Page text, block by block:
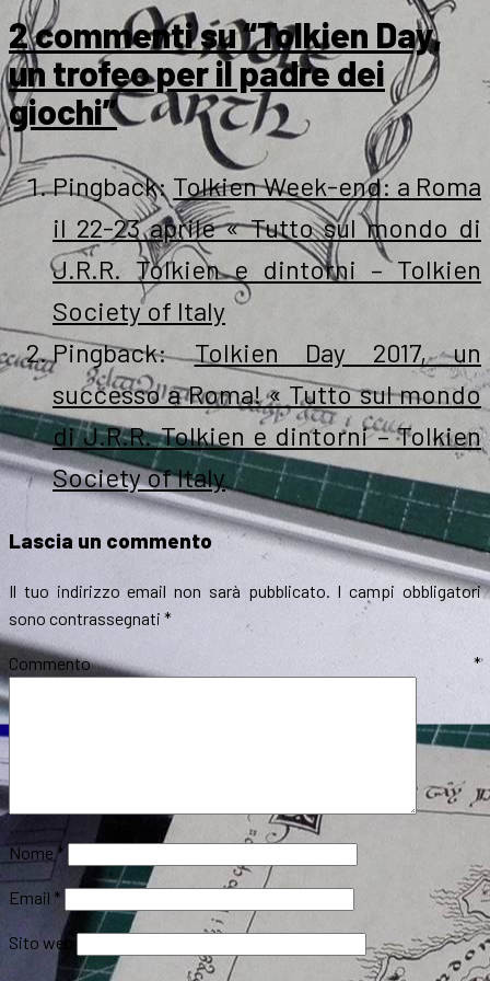
2 commenti su “Tolkien Day,
un trofeo per il padre dei
giochi”
Pingback: Tolkien Week-end: a Roma
il 22-23 aprile « Tutto sul mondo di
J.R.R. Tolkien e dintorni – Tolkien
Society of Italy
Pingback:Tolkien Day 2017, un
successo a Roma! « Tutto sul mondo
di J.R.R. Tolkien e dintorni – Tolkien
Society of Italy
Lascia un commento
Il tuo indirizzo email non sarà pubblicato. I campi obbligatori
sono contrassegnati *
Commento *
Nome*
Email *
Sito web